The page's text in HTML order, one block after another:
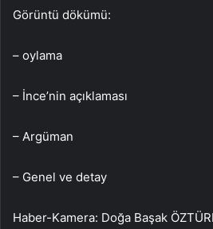
Görüntü dökümü:
– oylama
– İnce’nin açıklaması
– Argüman
– Genel ve detay
Haber-Kamera: Doğa Başak